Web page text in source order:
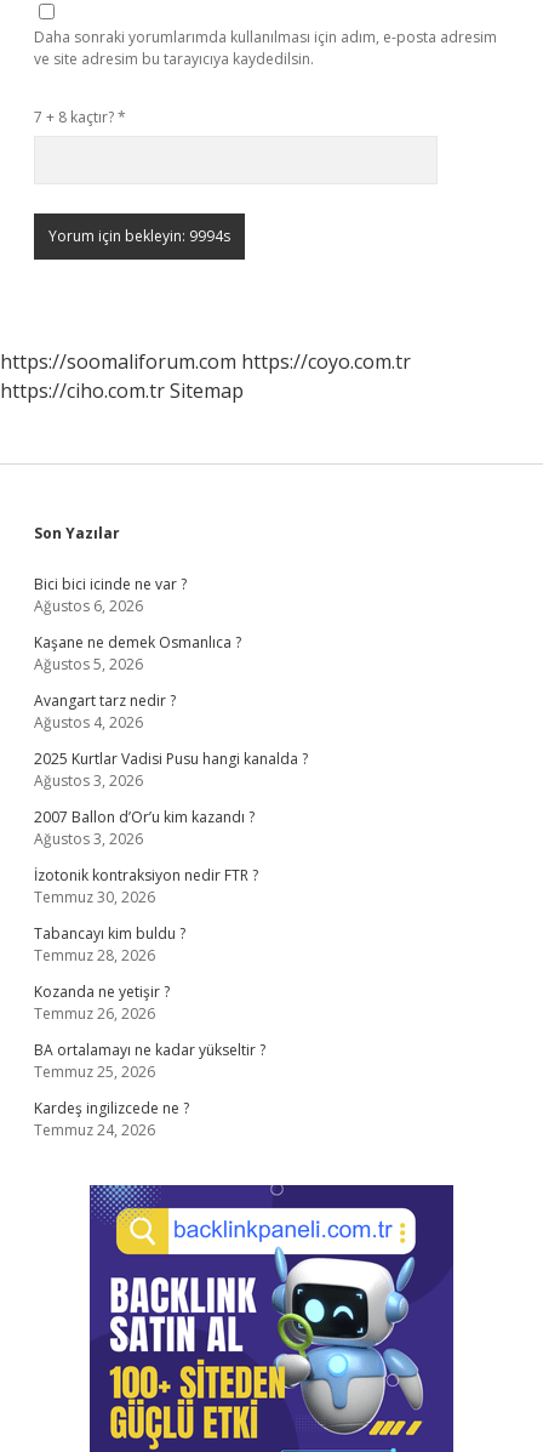
Daha sonraki yorumlarımda kullanılması için adım, e-posta adresim
ve site adresim bu tarayıcıya kaydedilsin.
7 + 8 kaçtır?*
https://soomaliforum.com https://coyo.com.tr
https://ciho.com.trSitemap
Sidebar
Son Yazılar
Bici bici icinde ne var ?
Ağustos 6, 2026
Kaşane ne demek Osmanlıca ?
Ağustos 5, 2026
Avangart tarz nedir ?
Ağustos 4, 2026
2025 Kurtlar Vadisi Pusu hangi kanalda ?
Ağustos 3, 2026
2007 Ballon d’Or’u kim kazandı ?
Ağustos 3, 2026
İzotonik kontraksiyon nedir FTR ?
Temmuz 30, 2026
Tabancayı kim buldu ?
Temmuz 28, 2026
Kozanda ne yetişir ?
Temmuz 26, 2026
BA ortalamayı ne kadar yükseltir ?
Temmuz 25, 2026
Kardeş ingilizcede ne ?
Temmuz 24, 2026